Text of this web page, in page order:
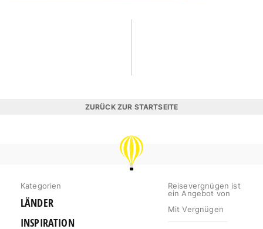
ZURÜCK ZUR STARTSEITE
REISEVERGNÜGEN
Kategorien
LÄNDER
INSPIRATION
Reisevergnügen ist
ein Angebot von
Mit Vergnügen